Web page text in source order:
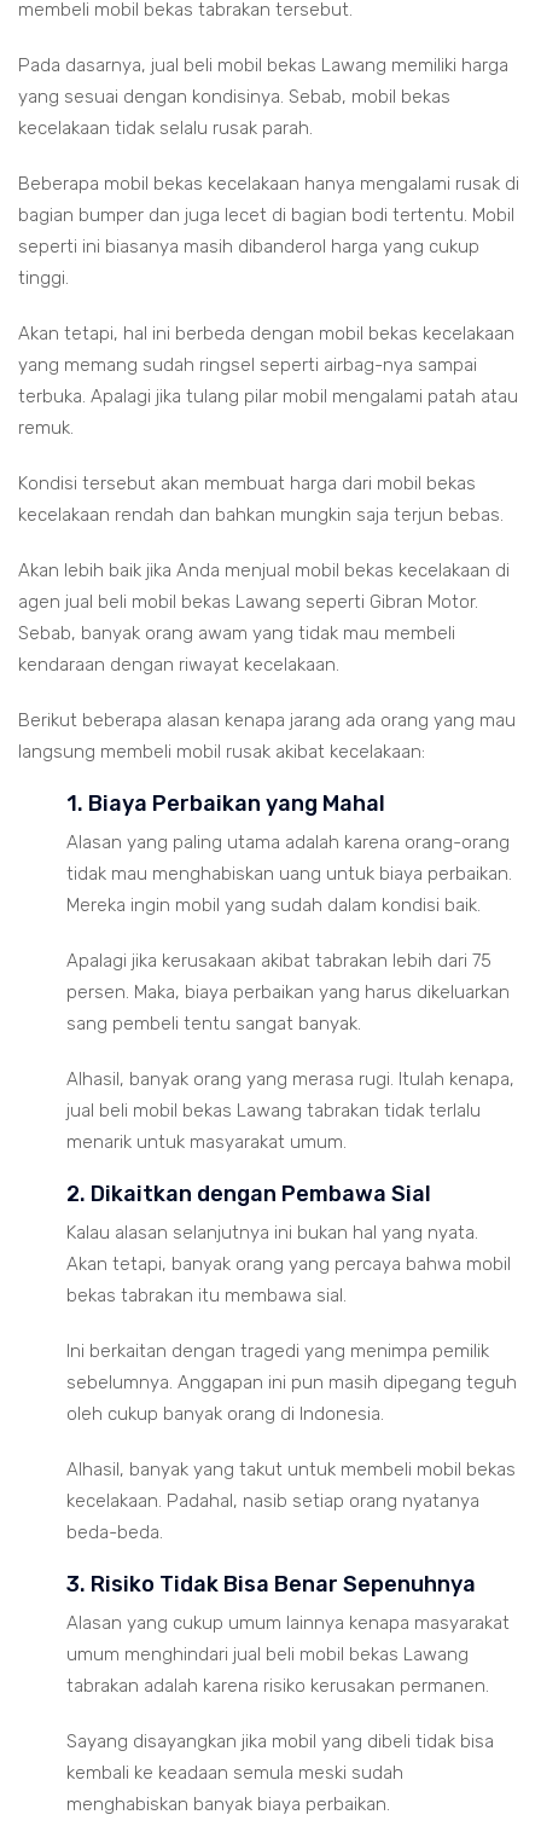
membeli mobil bekas tabrakan tersebut.
Pada dasarnya, jual beli mobil bekas Lawang memiliki harga
yang sesuai dengan kondisinya. Sebab, mobil bekas
kecelakaan tidak selalu rusak parah.
Beberapa mobil bekas kecelakaan hanya mengalami rusak di
bagian bumper dan juga lecet di bagian bodi tertentu. Mobil
seperti ini biasanya masih dibanderol harga yang cukup
tinggi.
Akan tetapi, hal ini berbeda dengan mobil bekas kecelakaan
yang memang sudah ringsel seperti airbag-nya sampai
terbuka. Apalagi jika tulang pilar mobil mengalami patah atau
remuk.
Kondisi tersebut akan membuat harga dari mobil bekas
kecelakaan rendah dan bahkan mungkin saja terjun bebas.
Akan lebih baik jika Anda menjual mobil bekas kecelakaan di
agen jual beli mobil bekas Lawang seperti Gibran Motor.
Sebab, banyak orang awam yang tidak mau membeli
kendaraan dengan riwayat kecelakaan.
Berikut beberapa alasan kenapa jarang ada orang yang mau
langsung membeli mobil rusak akibat kecelakaan:
1. Biaya Perbaikan yang Mahal
Alasan yang paling utama adalah karena orang-orang
tidak mau menghabiskan uang untuk biaya perbaikan.
Mereka ingin mobil yang sudah dalam kondisi baik.
Apalagi jika kerusakaan akibat tabrakan lebih dari 75
persen. Maka, biaya perbaikan yang harus dikeluarkan
sang pembeli tentu sangat banyak.
Alhasil, banyak orang yang merasa rugi. Itulah kenapa,
jual beli mobil bekas Lawang tabrakan tidak terlalu
menarik untuk masyarakat umum.
2. Dikaitkan dengan Pembawa Sial
Kalau alasan selanjutnya ini bukan hal yang nyata.
Akan tetapi, banyak orang yang percaya bahwa mobil
bekas tabrakan itu membawa sial.
Ini berkaitan dengan tragedi yang menimpa pemilik
sebelumnya. Anggapan ini pun masih dipegang teguh
oleh cukup banyak orang di Indonesia.
Alhasil, banyak yang takut untuk membeli mobil bekas
kecelakaan. Padahal, nasib setiap orang nyatanya
beda-beda.
3. Risiko Tidak Bisa Benar Sepenuhnya
Alasan yang cukup umum lainnya kenapa masyarakat
umum menghindari jual beli mobil bekas Lawang
tabrakan adalah karena risiko kerusakan permanen.
Sayang disayangkan jika mobil yang dibeli tidak bisa
kembali ke keadaan semula meski sudah
menghabiskan banyak biaya perbaikan.